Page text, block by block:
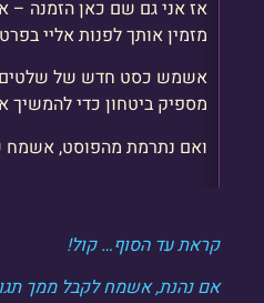
אז אני גם שם כאן הזמנה –
מזמין אותך לפנות אליי
אשמש כסט חדש של שלטים
מספיק ביטחון כדי להמשיך
ואם נתרמת מהפוסט, אשמח
קראת עד הסוף… קול!
אם נהנת, אשמח לקבל ממך